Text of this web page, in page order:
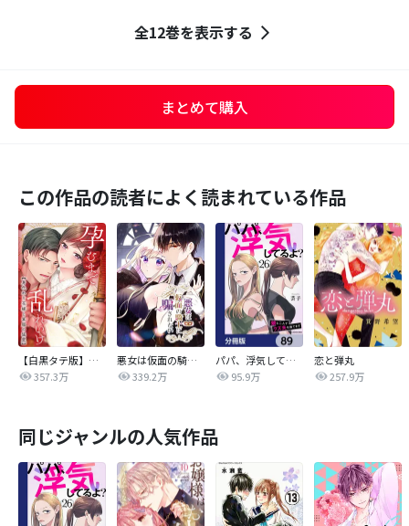
全12巻を表示する
まとめて購入
この作品の読者によく読まれている作品
【白黒タテ版】孕むまで乱れいけ～身代わり花嫁と軍服の猛愛
357.3万
悪女は仮面の騎士に騙されない
339.2万
パパ、浮気してるよ？娘と二人でクズ夫を捨てます【分冊版】
95.9万
恋と弾丸
257.9万
同じジャンルの人気作品